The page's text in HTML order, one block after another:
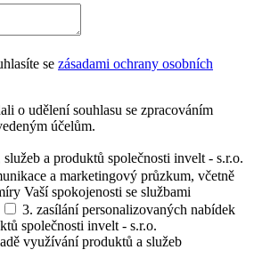
se zásadami ochrany osobních
o udělení souhlasu se zpracováním
účelům.
a produktů společnosti invelt - s.r.o.
a marketingový průzkum, včetně
Vaší spokojenosti se službami
3. zasílání personalizovaných nabídek
společnosti invelt - s.r.o.
využívání produktů a služeb